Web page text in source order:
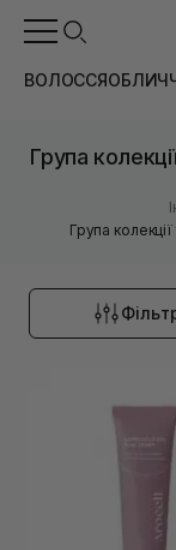
ВОЛОССЯ
Група
Група